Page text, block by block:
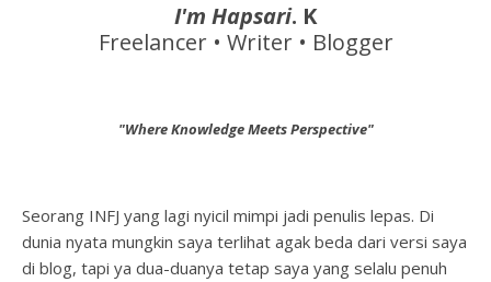
I'm Hapsari. K
Freelancer • Writer • Blogger
"Where Knowledge Meets Perspective"
Seorang INFJ yang lagi nyicil mimpi jadi penulis lepas. Di
dunia nyata mungkin saya terlihat agak beda dari versi saya
di blog, tapi ya dua-duanya tetap saya yang selalu penuh